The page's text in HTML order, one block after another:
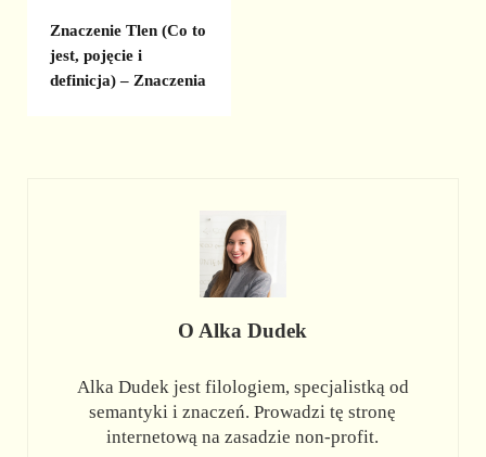
Znaczenie Tlen (Co to
jest, pojęcie i
definicja) – Znaczenia
O Alka Dudek
Alka Dudek jest filologiem, specjalistką od
semantyki i znaczeń. Prowadzi tę stronę
internetową na zasadzie non-profit.